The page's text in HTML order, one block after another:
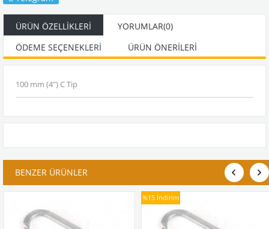
ÜRÜN ÖZELLIKLERI YORUMLAR(0)
ÖDEME SEÇENEKLERI
ÜRÜN ÖNERILERI
100 mm (4") C Tip
BENZER ÜRÜNLER
%15 İndirim